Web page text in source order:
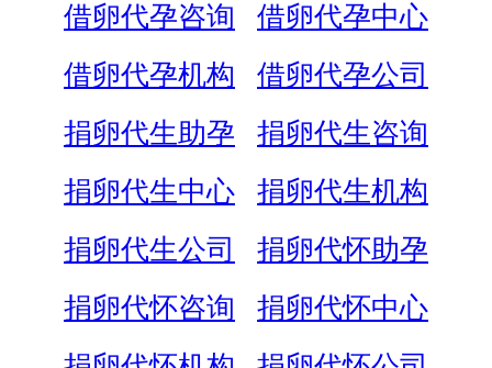
借卵代孕咨询
借卵代孕中心
借卵代孕机构
借卵代孕公司
捐卵代生助孕
捐卵代生咨询
捐卵代生中心
捐卵代生机构
捐卵代生公司
捐卵代怀助孕
捐卵代怀咨询
捐卵代怀中心